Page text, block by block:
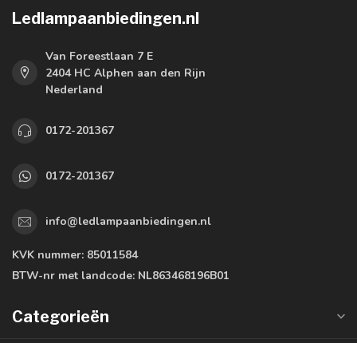
Ledlampaanbiedingen.nl
Van Foreestlaan 7 E
2404 HC Alphen aan den Rijn
Nederland
0172-201367
0172-201367
info@ledlampaanbiedingen.nl
KVK nummer: 85011584
BTW-nr met landcode: NL863468196B01
Categorieën